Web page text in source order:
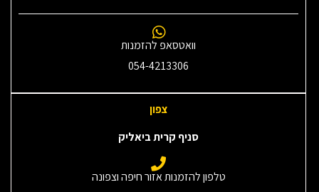
וואטסאפ להזמנות
054-4213306
צפון
סניף קרית ביאליק
טלפון להזמנות אזור חיפה וצפונה